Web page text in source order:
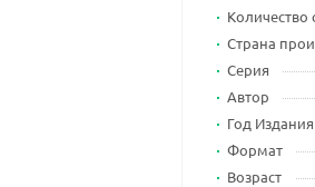
Количество
Страна
Серия
Автор
Год Издания
Формат
Возраст